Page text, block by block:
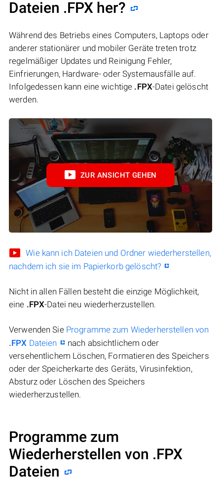
Dateien .FPX her?
Während des Betriebs eines Computers, Laptops oder
anderer stationärer und mobiler Geräte treten trotz
regelmäßiger Updates und Reinigung Fehler,
Einfrierungen, Hardware- oder Systemausfälle auf.
Infolgedessen kann eine wichtige .FPX-Datei gelöscht
werden.
ZUR ANSICHT GEHEN
Wie kann ich Dateien und Ordner wiederherstellen,
nachdem ich sie im Papierkorb gelöscht?
Nicht in allen Fällen besteht die einzige Möglichkeit,
eine .FPX-Datei neu wiederherzustellen.
Verwenden Sie Programme zum Wiederherstellen von
.FPX Dateien
nach absichtlichem oder
versehentlichem Löschen, Formatieren des Speichers
oder der Speicherkarte des Geräts, Virusinfektion,
Absturz oder Löschen des Speichers
wiederherzustellen.
Programme zum
Wiederherstellen von .FPX
Dateien